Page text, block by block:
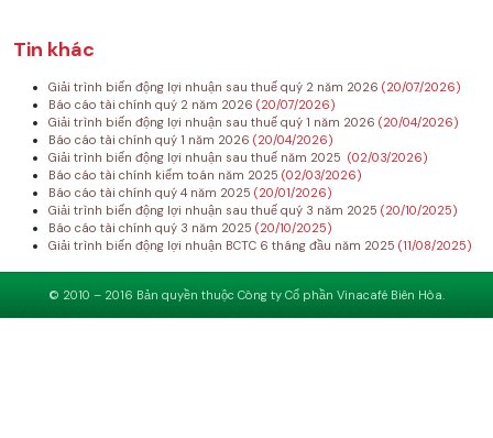
Tin khác
Giải trình biến động lợi nhuận sau thuế quý 2 năm 2026 (20/07/2026)
Báo cáo tài chính quý 2 năm 2026 (20/07/2026)
Giải trình biến động lợi nhuận sau thuế quý 1 năm 2026 (20/04/2026)
Báo cáo tài chính quý 1 năm 2026 (20/04/2026)
Giải trình biến động lợi nhuận sau thuế năm 2025 (02/03/2026)
Báo cáo tài chính kiểm toán năm 2025 (02/03/2026)
Báo cáo tài chính quý 4 năm 2025 (20/01/2026)
Giải trình biến động lợi nhuận sau thuế quý 3 năm 2025 (20/10/2025)
Báo cáo tài chính quý 3 năm 2025 (20/10/2025)
Giải trình biến động lợi nhuận BCTC 6 tháng đầu năm 2025 (11/08/2025)
© 2010 – 2016 Bản quyền thuộc Công ty Cổ phần Vinacafé Biên Hòa.